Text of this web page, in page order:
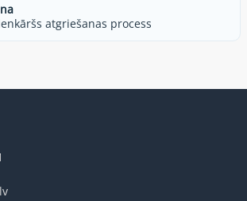
atgriešanas process